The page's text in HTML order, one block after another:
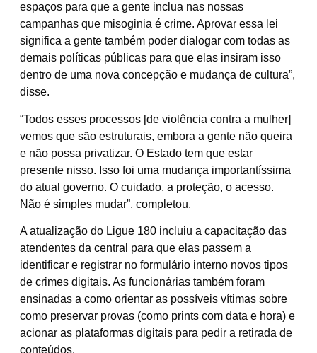
espaços para que a gente inclua nas nossas
campanhas que misoginia é crime. Aprovar essa lei
significa a gente também poder dialogar com todas as
demais políticas públicas para que elas insiram isso
dentro de uma nova concepção e mudança de cultura”,
disse.
“Todos esses processos [de violência contra a mulher]
vemos que são estruturais, embora a gente não queira
e não possa privatizar. O Estado tem que estar
presente nisso. Isso foi uma mudança importantíssima
do atual governo. O cuidado, a proteção, o acesso.
Não é simples mudar”, completou.
A atualização do Ligue 180 incluiu a capacitação das
atendentes da central para que elas passem a
identificar e registrar no formulário interno novos tipos
de crimes digitais. As funcionárias também foram
ensinadas a como orientar as possíveis vítimas sobre
como preservar provas (como prints com data e hora) e
acionar as plataformas digitais para pedir a retirada de
conteúdos.